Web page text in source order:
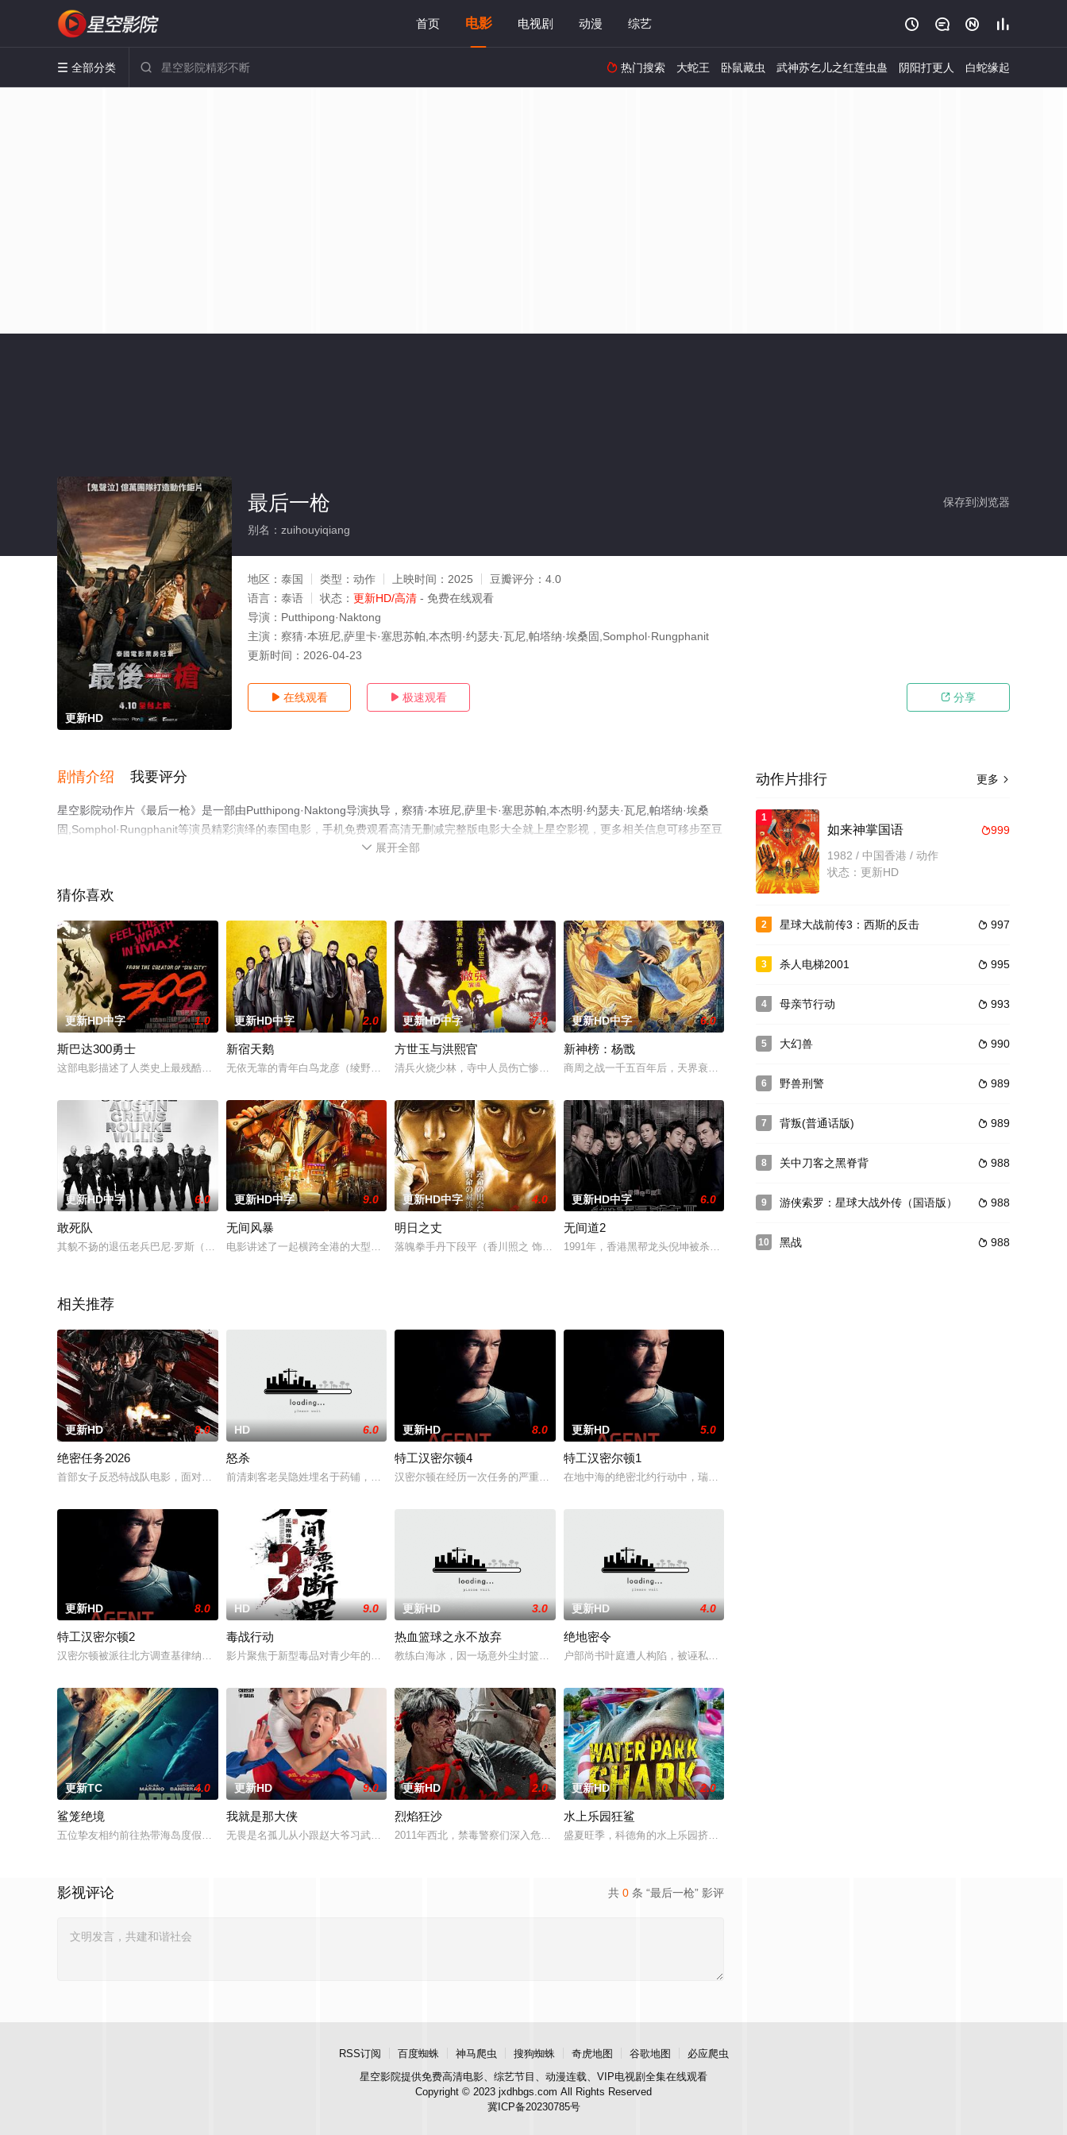
首页 电影 电视剧 动漫 综艺    
 全部分类   热门搜索 大蛇王 卧鼠藏虫 武神苏乞儿之红莲虫蛊 阴阳打更人 白蛇缘起
更新HD
保存到浏览器
最后一枪
别名：zuihouyiqiang
地区： 泰国 类型： 动作 上映时间： 2025 豆瓣评分： 4.0
语言： 泰语 状态： 更新HD/高清 - 免费在线观看
导演： Putthipong·Naktong
主演： 察猜·本班尼,萨里卡·塞思苏帕,本杰明·约瑟夫·瓦尼,帕塔纳·埃桑固,Somphol·Rungphanit
更新时间： 2026-04-23
 在线观看  极速观看  分享
剧情介绍 我要评分
星空影院动作片《最后一枪》是一部由Putthipong·Naktong导演执导，察猜·本班尼,萨里卡·塞思苏帕,本杰明·约瑟夫·瓦尼,帕塔纳·埃桑
固,Somphol·Rungphanit等演员精彩演绎的泰国电影，手机免费观看高清无删减完整版电影大全就上星空影视，更多相关信息可移步至豆
 展开全部
猜你喜欢
更新HD中字 1.0
斯巴达300勇士
这部电影描述了人类史上最残酷的战争之一：温泉关之战。公元前480年，波斯国王薛西斯一世（罗德里格?桑托罗 Rodrigo Santo
更新HD中字 2.0
新宿天鹅
无依无靠的青年白鸟龙彦（绫野刚 饰），在鱼龙混杂的新宿和几名小混混发生冲突。关键时刻，他被名叫真虎（伊势谷友介 饰）的男人救下，并接
更新HD中字 7.0
方世玉与洪熙官
清兵火烧少林，寺中人员伤亡惨重，洪熙官（陈观泰 饰）虽然幸免于难但是身受重伤，他决定暂时偃旗息鼓待到他日能够东山再起，哪知道逃亡的
更新HD中字 6.0
新神榜：杨戬
商周之战一千五百年后，天界衰落，蒙冤落魄的杨戬以赏银捕手为业谋生。一日，杨戬接受了一位神秘访客的
更新HD中字 6.0
敢死队
其貌不扬的退伍老兵巴尼·罗斯（西尔维斯特·史泰龙 Sylvester Stallone 饰）生活在城市的某个角落，事实上他却是一支特
更新HD中字 9.0
无间风暴
电影讲述了一起横跨全港的大型毒品案件，警方惨遭黑帮报复，死伤惨重，黑帮卧底山哥身陷囹圄，正义与邪恶的角斗已然拉开了序幕。
更新HD中字 4.0
明日之丈
落魄拳手丹下段平（香川照之 饰）因欠债被黑社会追打，路人矢吹丈（山下智久 饰）仗义出手，凭借出色的击打本能将黑社会击退。前科累累的孤
更新HD中字 6.0
无间道2
1991年，香港黑帮龙头倪坤被杀，倪氏家族旗下五大头目中除韩琛（曾志伟）外，均伺机背叛发难，不料却被
相关推荐
更新HD 8.0
绝密任务2026
首部女子反恐特战队电影，面对恐怖主义恶势力，“最飒女子反恐特战队”临危受命，精英队长陈梓静（于文文 饰）率队员金凤（卢靖姗 饰）、齐
HD 6.0
怒杀
前清刺客老吴隐姓埋名于药铺，却为守护单亲母女小茜和依依，被迫出手击杀黑帮一伙而暴露身份。幕后黑手向爷派杀手左轮抓住母女二人要挟并引出
更新HD 8.0
特工汉密尔顿4
汉密尔顿在经历一次任务的严重后果后，陷入了自我毁灭的状态。然而，他被说服去执行他最擅长的任务——前往波兰找回一个掌握重要信息的瑞
更新HD 5.0
特工汉密尔顿1
在地中海的绝密北约行动中，瑞典攻击潜水员遇害。汉密尔顿，受害者的老友，前往法国土伦军事基地展开调
更新HD 8.0
特工汉密尔顿2
汉密尔顿被派往北方调查基律纳太空项目的间谍行为，同时发现有人从瑞典窃取秘密武器材料。他被调至布鲁塞尔担任国防部长保镖，而叛乱分子计划
HD 9.0
毒战行动
影片聚焦于新型毒品对青少年的危害，对社会秩序的破坏为主题，旨在通过电影让观众意识到毒品的可怕，着重塑造了缉毒警察在危险环境中坚守岗位
更新HD 3.0
热血篮球之永不放弃
教练白海冰，因一场意外尘封篮球梦。为完成病危师兄的嘱托，他接手一支被嘲为“无胜利队”的业余球队。当一群问题少年遇上背负阴影的教练，他
更新HD 4.0
绝地密令
户部尚书叶庭遭人构陷，被诬私贪国库银两，身陷囹圄在即，叶庭急召其子叶护相见。叶护心知父亲蒙冤，却
更新TC 4.0
鲨笼绝境
五位挚友相约前往热带海岛度假，计划在碧蓝海域中体验刺激的鲨鱼笼潜水，同时享受奢靡的派对狂欢。然而他们浑然不知，这趟旅程不过是一场精心
更新HD 9.0
我就是那大侠
无畏是名孤儿从小跟赵大爷习武收废品，做事一根筋的他总被误解。在经历一次重大事件后，被迫加入保健品公司，实现了自我价值体验到社会存在感
更新HD 2.0
烈焰狂沙
2011年西北，禁毒警察们深入危险境地，与毒贩展开了一场惊心动魄的较量。三年后，杨天追查战友马超遇害案件，抽丝剥茧，掀出袁氏兄弟走私
更新HD 2.0
水上乐园狂鲨
盛夏旺季，科德角的水上乐园挤满了消暑游客，一群凶猛的大白鲨突然闯入园区水域，把整片游乐区变成了开
共 0 条 “最后一枪” 影评
影视评论
更多 
动作片排行
1
999
如来神掌国语
1982 / 中国香港 / 动作
状态：更新HD
2  997
星球大战前传3：西斯的反击
3  995
杀人电梯2001
4  993
母亲节行动
5  990
大幻兽
6  989
野兽刑警
7  989
背叛(普通话版)
8  988
关中刀客之黑脊背
9  988
游侠索罗：星球大战外传（国语版）
10  988
黑战
RSS订阅 百度蜘蛛 神马爬虫 搜狗蜘蛛 奇虎地图 谷歌地图
必应爬虫
星空影院提供免费高清电影、综艺节目、动漫连载、VIP电视剧全集在线观看
Copyright © 2023 jxdhbgs.com All Rights Reserved
冀ICP备20230785号